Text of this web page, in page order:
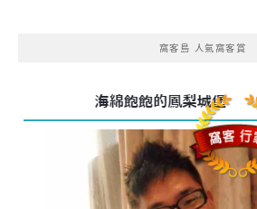
窩客島 人氣窩客賞